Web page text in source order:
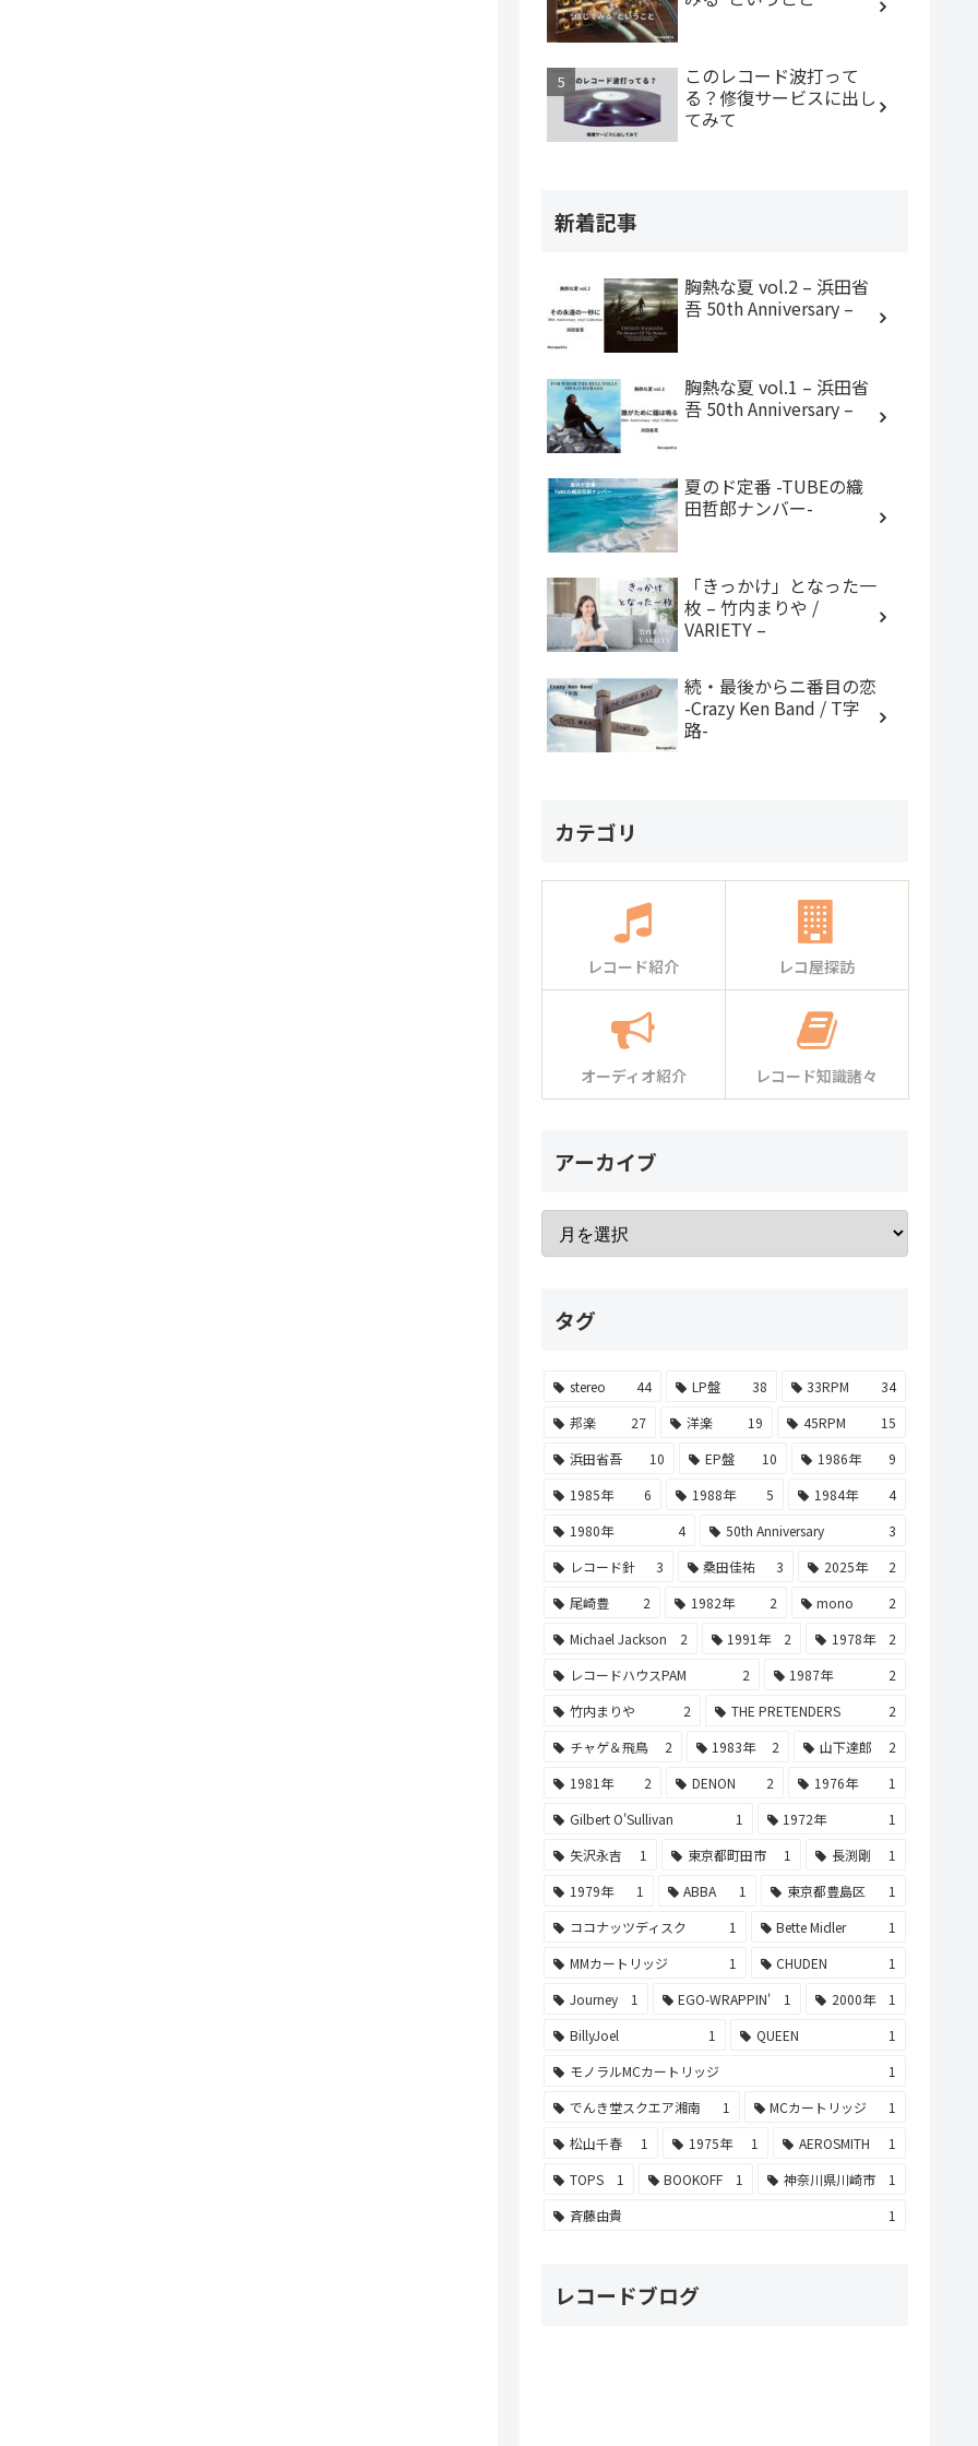
このレコード波打って
る？修復サービスに出し
てみて
新着記事
胸熱な夏 vol.2 – 浜田省
吾 50th Anniversary –
胸熱な夏 vol.1 – 浜田省
吾 50th Anniversary –
夏のド定番 -TUBEの織
田哲郎ナンバー-
「きっかけ」となった一
枚 – 竹内まりや /
VARIETY –
続・最後からニ番目の恋
-Crazy Ken Band / T字
路-
カテゴリ
レコード紹介 レコ屋探訪
オーディオ紹介 レコード知識諸々
アーカイブ
タグ
stereo 44 LP盤 38 33RPM
34
邦楽
27 洋楽 19 45RPM
15
浜田省吾
10 EP盤 10 1986年
9
1985年
6 1988年 5 1984年
4
1980年
4 50th Anniversary
3
レコード針
3 桑田佳祐 3 2025年
2
尾崎豊
2 1982年 2 mono
2
Michael Jackson
2 1991年 2 1978年
2
レコードハウスPAM
2 1987年
2
竹内まりや
2 THE PRETENDERS
2
チャゲ＆飛鳥
2 1983年 2 山下達郎
2
1981年
2 DENON 2 1976年
1
Gilbert O'Sullivan
1 1972年
1
矢沢永吉
1 東京都町田市 1 長渕剛
1
1979年
1 ABBA 1 東京都豊島区
1
ココナッツディスク
1 Bette Midler
1
MMカートリッジ
1 CHUDEN
1
Journey
1 EGO-WRAPPIN' 1 2000年
1
BillyJoel
1 QUEEN
1
モノラルMCカートリッジ
1
でんき堂スクエア湘南
1 MCカートリッジ
1
松山千春
1 1975年 1 AEROSMITH
1
TOPS
1 BOOKOFF 1 神奈川県川崎市
1
斉藤由貴
1
レコードブログ